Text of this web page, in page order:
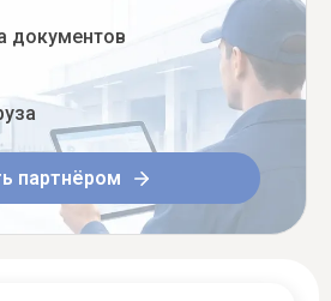
документов
партнёром